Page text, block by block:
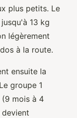
plus petits. Le
13 kg
légèrement
à la route.
ensuite la
groupe 1
mois à 4